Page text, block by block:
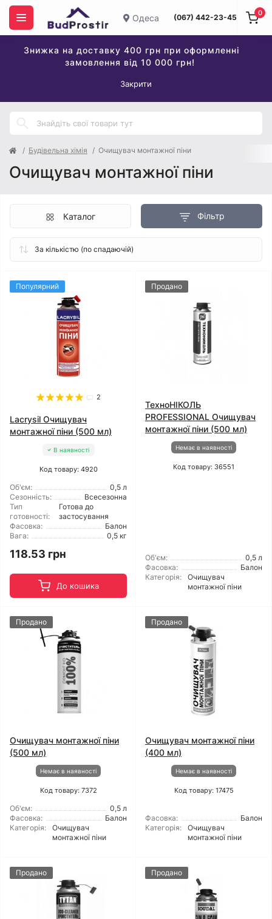
Одеса (067) 442-23-45
Знижка на доставку 400 грн при оформленні
замовлення від 10 000 грн!
Закрити
0
Будівельна хімія Очищувач монтажної піни
Очищувач монтажної піни
Фільтр
Каталог
Популярний
2
Lacrysil Очищувач
монтажної піни (500 мл)
В наявності
Код товару: 4920
Об'єм:
0,5 л
Сезонність:
Всесезонна
Тип
готовності:
Готова до
застосування
Фасовка:
Балон
Вага:
0,5 кг
118.53 грн
До кошика
Продано
ТехноНІКОЛЬ
PROFESSIONAL Очищувач
монтажної піни (500 мл)
Немає в наявності
Код товару: 36551
Об'єм:
0,5 л
Фасовка:
Балон
Категорія:
Очищувач
монтажної піни
Продано
Очищувач монтажної піни
(500 мл)
Немає в наявності
Код товару: 7372
Об'єм:
0,5 л
Фасовка:
Балон
Категорія:
Очищувач
монтажної піни
Продано
Очищувач монтажної піни
(400 мл)
Немає в наявності
Код товару: 17475
Фасовка:
Балон
Категорія:
Очищувач
монтажної піни
Продано Продано